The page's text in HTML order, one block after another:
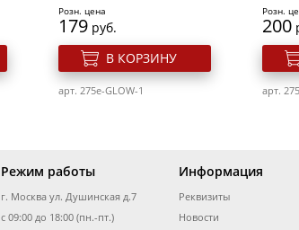
Розн. цена
179 руб.
В КОРЗИНУ
арт. 275e-GLOW-1
Розн.
200
арт.
Режим работы
г. Москва ул. Душинская д.7
с 09:00 до 18:00 (пн.-пт.)
Информация
Реквизиты
Новости